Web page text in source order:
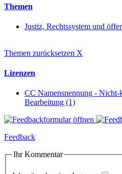
Themen
Justiz, Rechtssystem und
Themen zurücksetzen X
Lizenzen
CC Namensnennung -
Bearbeitung (1)
Feedback
Ihr Kommentar